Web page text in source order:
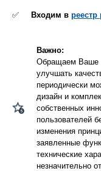
✅ Входим в
Важно:
Обращаем Ваше
улучшать
периодически
дизайн и
собственных
пользователей
изменения
заявленные
технические
незначительно